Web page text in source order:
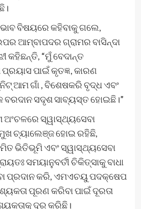
ବିଷୟରେ କହିବାକୁ ଗଲେ,
ଆମ୍ବାପଦର ଗ୍ରାମର ବାସିନ୍ଦା
କହିଛନ୍ତି, “ମୁଁ ବେଦାନ୍ତ
ପାଇଁ କୃତଜ୍ଞ, କାରଣ
ଆମ ଗାଁ , ବିଶେଷକରି ବୃଦ୍ଧ ଏବଂ
ବରଦାନ ସଦୃଶ ସାବ୍ୟସ୍ତ ହୋଇଛି।”
ଅଂଚଳରେ ସ୍ୱାସ୍ଥ୍ୟସେବା
ଚ୍ୟାଲେଞ୍ଜ ହୋଇ ରହିଛି,
ଭିତିଭୂମି ଏବଂ ସ୍ୱାସ୍ଥ୍ୟସେବା
ସମୟାନୁବର୍ତୀ ଚିକିତ୍ସାକୁ ବାଧା
ପ୍ରଦାନ କରି, ଏମଏଚୟୁ ପଦକ୍ଷେପ
ପୂରଣ କରିବା ପାଇଁ ଦୂରତା
ଦୂର କରିଛି।